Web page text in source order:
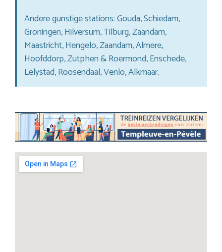
Andere gunstige stations: Gouda, Schiedam,
Groningen, Hilversum, Tilburg, Zaandam,
Maastricht, Hengelo, Zaandam, Almere,
Hoofddorp, Zutphen & Roermond, Enschede,
Lelystad, Roosendaal, Venlo, Alkmaar.